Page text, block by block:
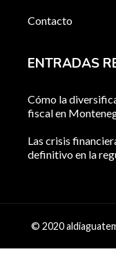
Contacto
ENTRADAS
Cómo la
fiscal en
Las crisis
definitivo en la
© 2020